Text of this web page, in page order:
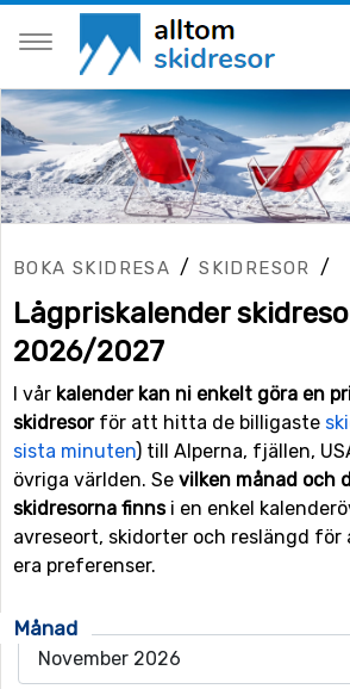
BOKA SKIDRESA /SKIDRESOR /
Lågpriskalender
2026/2027
I vår kalender kan ni enkelt göra en
skidresorför att hitta de billigaste
sista minuten) till Alperna, fjällen,
övriga världen. Se vilken månad och
skidresorna finnsi en enkel
avreseort, skidorter och reslängd
era preferenser.
Månad